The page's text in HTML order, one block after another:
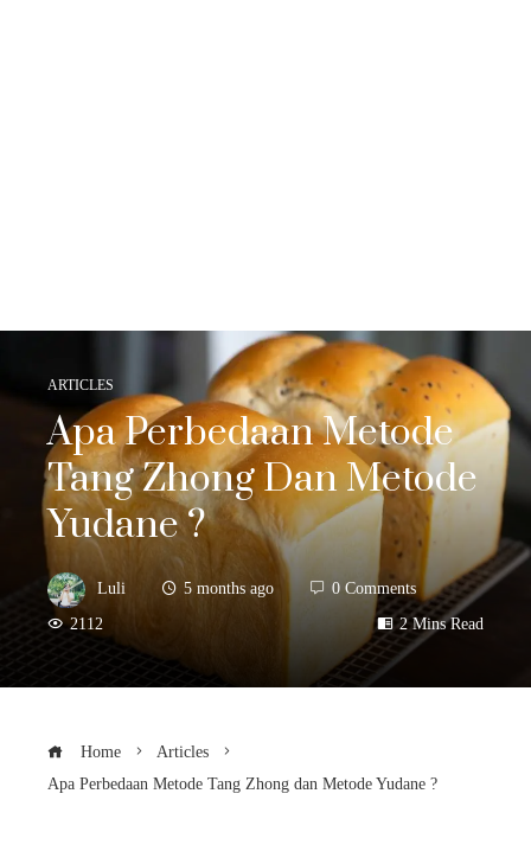
ARTICLES
Apa Perbedaan Metode
Tang Zhong Dan Metode
Yudane ?
Luli 5 months ago
0 Comments
2112
2 Mins Read
Home
Articles
Apa Perbedaan Metode Tang Zhong dan Metode Yudane ?